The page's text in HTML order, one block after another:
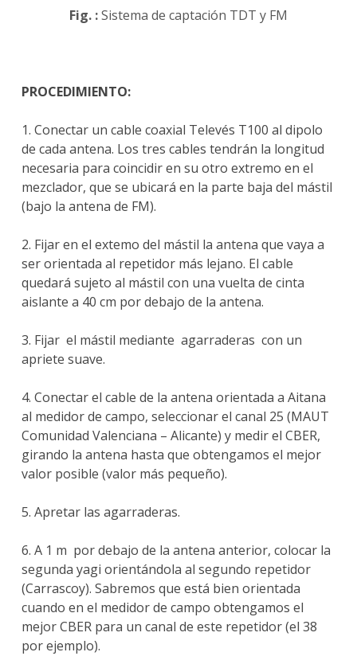
Fig. :Sistema de captación TDT y FM
PROCEDIMIENTO:
1. Conectar un cable coaxial Televés T100 al dipolo
de cada antena. Los tres cables tendrán la longitud
necesaria para coincidir en su otro extremo en el
mezclador, que se ubicará en la parte baja del mástil
(bajo la antena de FM).
2. Fijar en el extemo del mástil la antena que vaya a
ser orientada al repetidor más lejano. El cable
quedará sujeto al mástil con una vuelta de cinta
aislante a 40 cm por debajo de la antena.
3. Fijar el mástil mediante agarraderas con un
apriete suave.
4. Conectar el cable de la antena orientada a Aitana
al medidor de campo, seleccionar el canal 25 (MAUT
Comunidad Valenciana – Alicante) y medir el CBER,
girando la antena hasta que obtengamos el mejor
valor posible (valor más pequeño).
5. Apretar las agarraderas.
6. A 1 m por debajo de la antena anterior, colocar la
segunda yagi orientándola al segundo repetidor
(Carrascoy). Sabremos que está bien orientada
cuando en el medidor de campo obtengamos el
mejor CBER para un canal de este repetidor (el 38
por ejemplo).